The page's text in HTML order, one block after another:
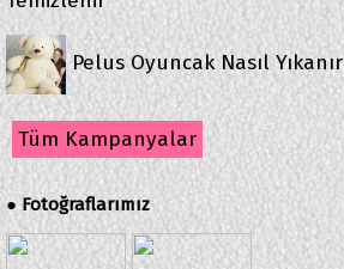
Pelus Oyuncak Nasıl Yıkanır
Tüm Kampanyalar
● Fotoğraflarımız